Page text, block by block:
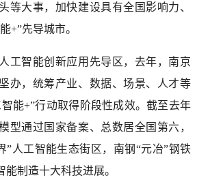
等大事，加快建设具有全国影响力、
+”先导城市。
工智能创新应用先导区，去年，南京
办，统筹产业、数据、场景、人才等
能+”行动取得阶段性成效。截至去年
型通过国家备案、总数居全国第六，
”人工智能生态街区，南钢“元冶”钢铁
能制造十大科技进展。